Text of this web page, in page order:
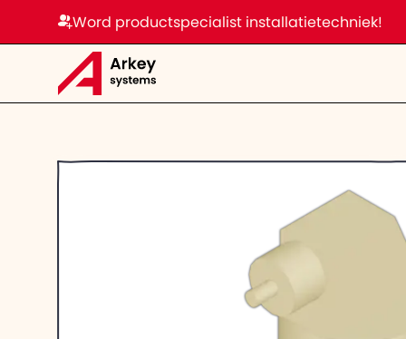
Word productspecialist installatietechniek!